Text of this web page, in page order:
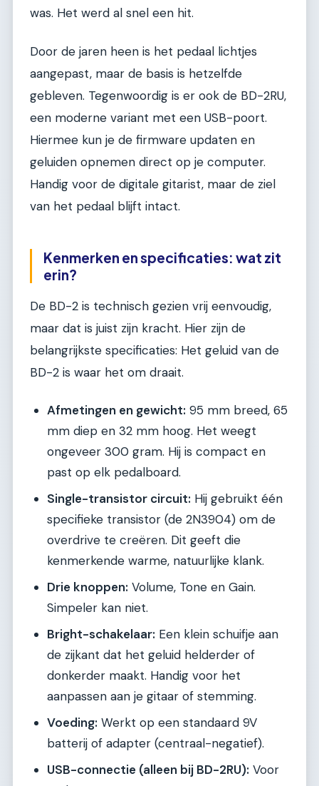
was. Het werd al snel een hit.
Door de jaren heen is het pedaal lichtjes
aangepast, maar de basis is hetzelfde
gebleven. Tegenwoordig is er ook de BD-2RU,
een moderne variant met een USB-poort.
Hiermee kun je de firmware updaten en
geluiden opnemen direct op je computer.
Handig voor de digitale gitarist, maar de ziel
van het pedaal blijft intact.
Kenmerken en specificaties: wat zit
erin?
De BD-2 is technisch gezien vrij eenvoudig,
maar dat is juist zijn kracht. Hier zijn de
belangrijkste specificaties: Het geluid van de
BD-2 is waar het om draait.
Afmetingen en gewicht: 95 mm breed, 65
mm diep en 32 mm hoog. Het weegt
ongeveer 300 gram. Hij is compact en
past op elk pedalboard.
Single-transistor circuit: Hij gebruikt één
specifieke transistor (de 2N3904) om de
overdrive te creëren. Dit geeft die
kenmerkende warme, natuurlijke klank.
Drie knoppen: Volume, Tone en Gain.
Simpeler kan niet.
Bright-schakelaar: Een klein schuifje aan
de zijkant dat het geluid helderder of
donkerder maakt. Handig voor het
aanpassen aan je gitaar of stemming.
Voeding: Werkt op een standaard 9V
batterij of adapter (centraal-negatief).
USB-connectie (alleen bij BD-2RU): Voor